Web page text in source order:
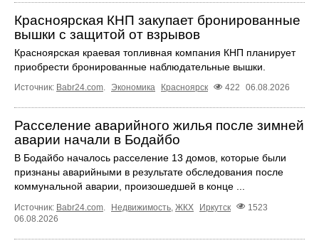
Красноярская КНП закупает бронированные
вышки с защитой от взрывов
Красноярская краевая топливная компания КНП планирует
приобрести бронированные наблюдательные вышки.
Источник: Babr24.com. Экономика Красноярск 422 06.08.2026
Расселение аварийного жилья после зимней
аварии начали в Бодайбо
В Бодайбо началось расселение 13 домов, которые были
признаны аварийными в результате обследования после
коммунальной аварии, произошедшей в конце ...
Источник: Babr24.com Недвижимость ЖКХ Иркутск
1523
06.08.2026